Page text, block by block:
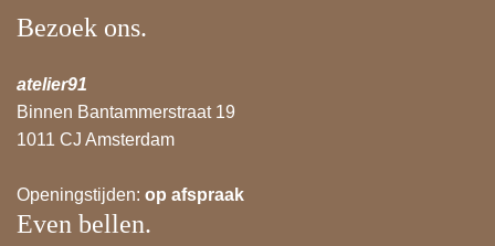
Bezoek ons.
atelier91
Binnen Bantammerstraat 19
1011 CJ Amsterdam
Openingstijden: op afspraak
Even bellen.